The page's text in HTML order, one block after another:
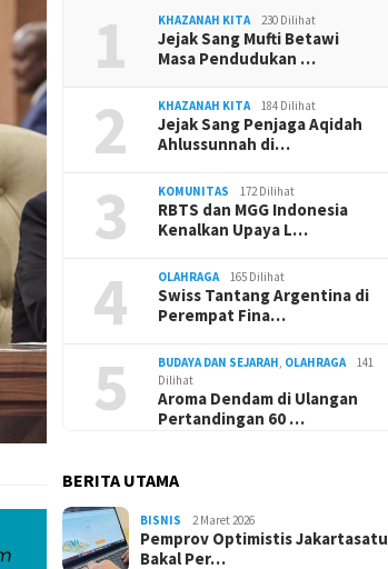
1 KHAZANAH KITA 230 Dilihat
Jejak Sang Mufti Betawi
Masa Pendudukan …
2 KHAZANAH KITA 184 Dilihat
Jejak Sang Penjaga Aqidah
Ahlussunnah di…
3 KOMUNITAS 172 Dilihat
RBTS dan MGG Indonesia
Kenalkan Upaya L…
4 OLAHRAGA 165 Dilihat
Swiss Tantang Argentina di
Perempat Fina…
5 BUDAYA DAN SEJARAH OLAHRAGA
141
Dilihat
Aroma Dendam di Ulangan
Pertandingan 60 …
BERITA UTAMA
BISNIS 2 Maret 2026
Pemprov Optimistis Jakartasatu
Bakal Per…